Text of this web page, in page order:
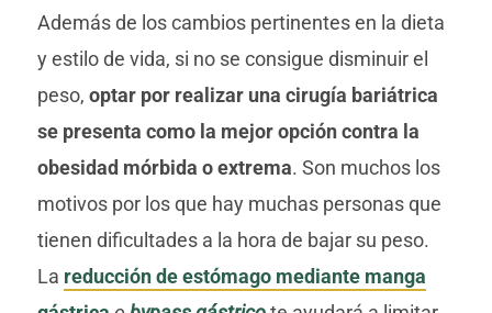
Además de los cambios pertinentes en la dieta
y estilo de vida, si no se consigue disminuir el
peso, optar por realizar una cirugía bariátrica
se presenta como la mejor opción contra la
obesidad mórbida o extrema. Son muchos los
motivos por los que hay muchas personas que
tienen dificultades a la hora de bajar su peso.
La reducción de estómago mediante manga